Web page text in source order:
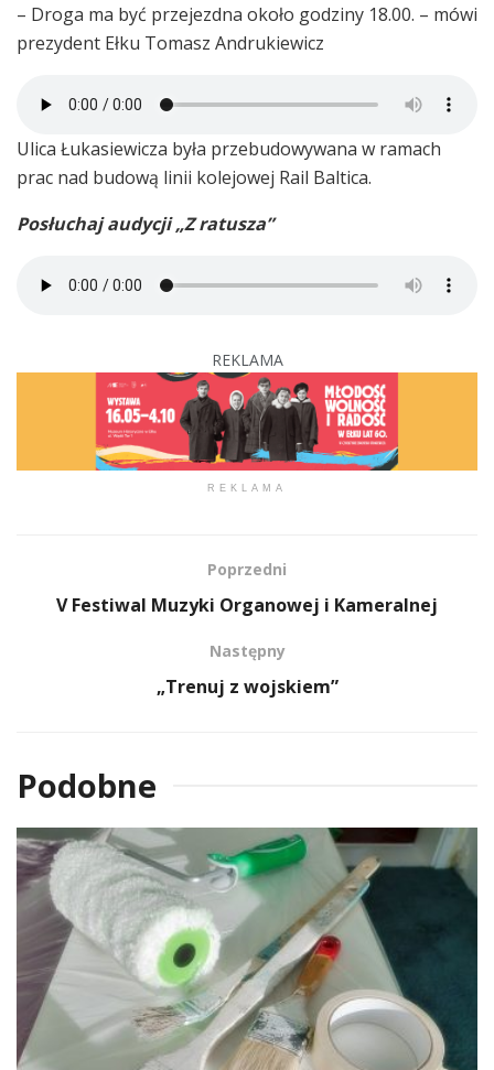
– Droga ma być przejezdna około godziny 18.00. – mówi
prezydent Ełku Tomasz Andrukiewicz
Ulica Łukasiewicza była przebudowywana w ramach
prac nad budową linii kolejowej Rail Baltica.
Posłuchaj audycji „Z ratusza”
REKLAMA
REKLAMA
Poprzedni
V Festiwal Muzyki Organowej i Kameralnej
Następny
„Trenuj z wojskiem”
Podobne